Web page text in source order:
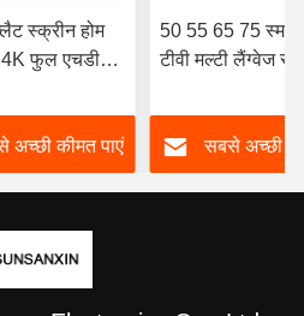
स्क्रीन होम
4K फुल एचडी
105 110 इंच
अच्छी कीमत पाएं
50 55 65 75 स्मार्ट
टीवी मल्टी लैंग्वेज
सबसे अच्छी